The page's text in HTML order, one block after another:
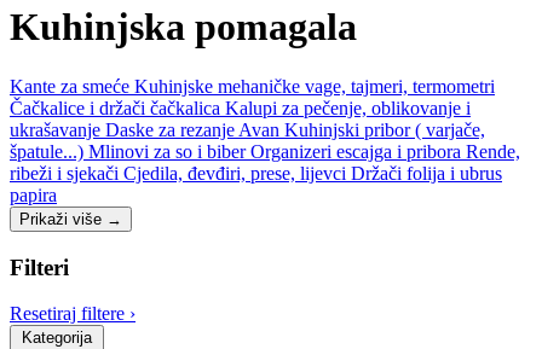
Kuhinjska pomagala
Kante za smeće Kuhinjske mehaničke vage, tajmeri, termometri
Čačkalice i držači čačkalica Kalupi za pečenje, oblikovanje i
ukrašavanje Daske za rezanje Avan Kuhinjski pribor ( varjače,
špatule...) Mlinovi za so i biberOrganizeri escajga i pribora Rende,
ribeži i sjekači Cjedila, đevđiri, prese, lijevci Držači folija i ubrus
papira
Prikaži više →
Filteri
Resetiraj filtere ›
Kategorija